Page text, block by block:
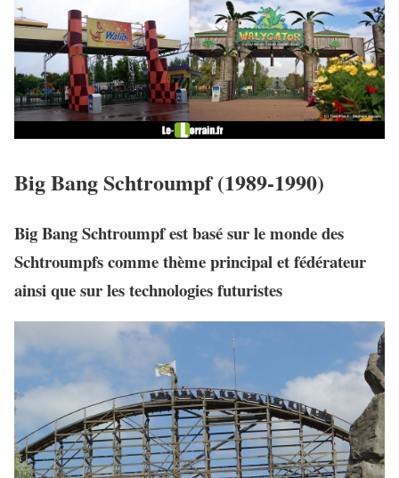
Big Bang Schtroumpf (1989-1990)
Big Bang Schtroumpf est basé sur le monde des
Schtroumpfs comme thème principal et fédérateur
ainsi que sur les technologies futuristes